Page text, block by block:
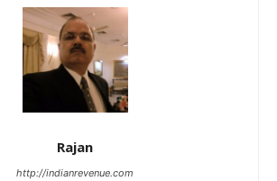
Rajan
http://indianrevenue.com